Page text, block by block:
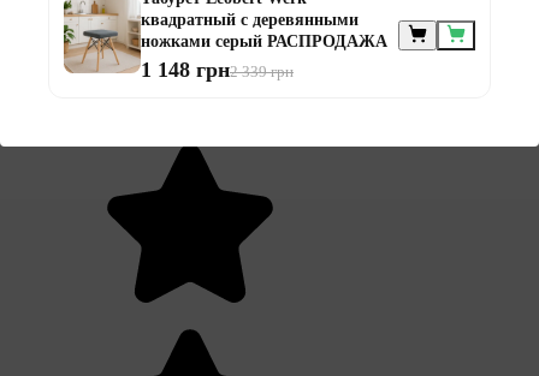
квадратный с деревянными
ножками серый РАСПРОДАЖА
1 148 грн2 339 грн